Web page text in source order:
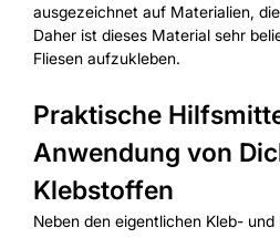
ausgezeichnet auf Materialien,
Daher ist dieses Material sehr
Fliesen aufzukleben.
Praktische
Anwendung von
Klebstoffen
Neben den eigentlichen Kleb-